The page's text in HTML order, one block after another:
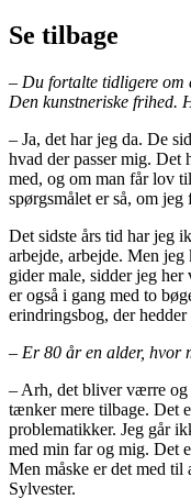
Se tilbage
– Du fortalte tidligere om
Den kunstneriske frihed.
– Ja, det har jeg da. De
hvad der passer mig. Det
med, og om man får lov
spørgsmålet er så, om
Det sidste års tid har jeg
arbejde, arbejde. Men
gider male, sidder jeg her
er også i gang med to
erindringsbog, der
– Er 80 år en alder, hvor
– Arh, det bliver værre
tænker mere tilbage. Det
problematikker. Jeg går
med min far og mig. Det
Men måske er det med
Sylvester.